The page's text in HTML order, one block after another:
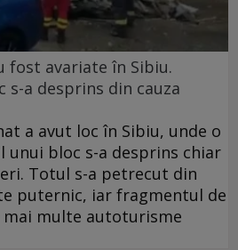
fost avariate în Sibiu.
s-a desprins din cauza
a avut loc în Sibiu, unde o
unui bloc s-a desprins chiar
Totul s-a petrecut din
puternic, iar fragmentul de
mai multe autoturisme